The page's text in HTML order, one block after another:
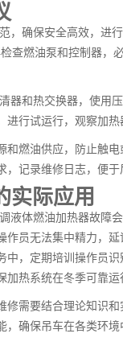
，确保安全高效，进
查燃油泵和控制器，
器和热交换器，使用
进行试运行，观察加
和燃油供应，防止触
记录维修日志，便于
实际应用
液体燃油加热器故障
作员无法集中精力，
中，定期培训操作员
加热系统在冬季可靠运
修需要结合理论知识
，确保吊车在各类环